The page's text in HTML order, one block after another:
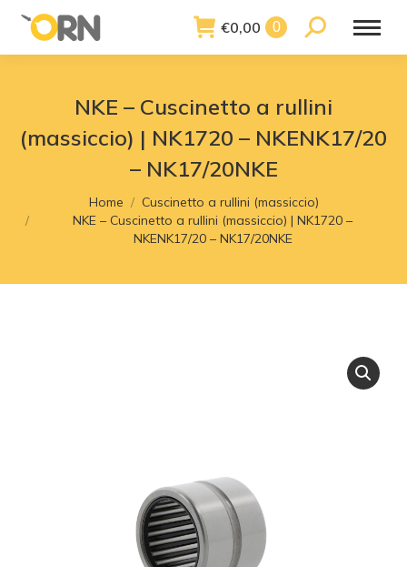
€0,00 0 Search:
NKE – Cuscinetto a rullini
(massiccio) | NK1720 – NKENK17/20
– NK17/20NKE
You are here:Home
Cuscinetto a rullini (massiccio)
NKE – Cuscinetto a rullini (massiccio) | NK1720 –
NKENK17/20 – NK17/20NKE